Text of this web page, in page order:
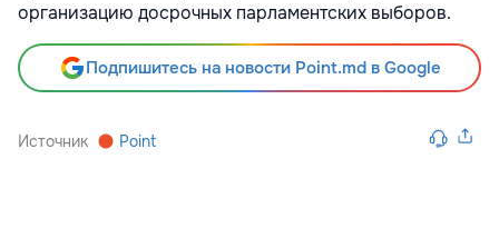
организацию досрочных парламентских выборов.
Подпишитесь на новости Point.md в Google
Источник Point